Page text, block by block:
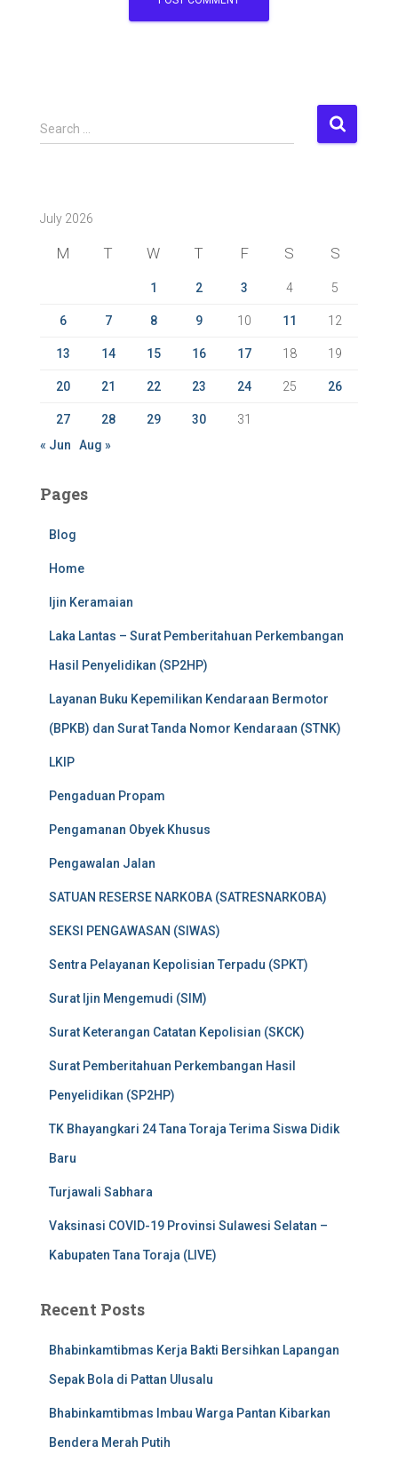
S
e
h
Search …
July 2026
M T W T F S S
1 2 3 4 5
6 7 8 9 10 11 12
13 14 15 16 17 18 19
20 21 22 23 24 25 26
27 28 29 30
31
« Jun
Aug »
Pages
Blog
Home
Ijin Keramaian
Laka Lantas – Surat Pemberitahuan Perkembangan
Hasil Penyelidikan (SP2HP)
Layanan Buku Kepemilikan Kendaraan Bermotor
(BPKB) dan Surat Tanda Nomor Kendaraan (STNK)
LKIP
Pengaduan Propam
Pengamanan Obyek Khusus
Pengawalan Jalan
SATUAN RESERSE NARKOBA (SATRESNARKOBA)
SEKSI PENGAWASAN (SIWAS)
Sentra Pelayanan Kepolisian Terpadu (SPKT)
Surat Ijin Mengemudi (SIM)
Surat Keterangan Catatan Kepolisian (SKCK)
Surat Pemberitahuan Perkembangan Hasil
Penyelidikan (SP2HP)
TK Bhayangkari 24 Tana Toraja Terima Siswa Didik
Baru
Turjawali Sabhara
Vaksinasi COVID-19 Provinsi Sulawesi Selatan –
Kabupaten Tana Toraja (LIVE)
Recent Posts
Bhabinkamtibmas Kerja Bakti Bersihkan Lapangan
Sepak Bola di Pattan Ulusalu
Bhabinkamtibmas Imbau Warga Pantan Kibarkan
Bendera Merah Putih